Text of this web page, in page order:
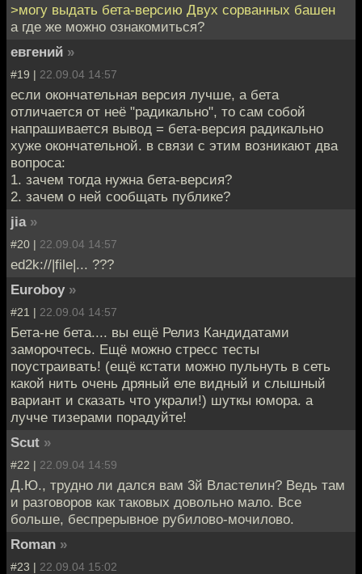
>могу выдать бета-версию Двух сорванных башен
а где же можно ознакомиться?
евгений »
#19 | 22.09.04 14:57
если окончательная версия лучше, а бета
отличается от неё "радикально", то сам собой
напрашивается вывод = бета-версия радикально
хуже окончательной. в связи с этим возникают два
вопроса:
1. зачем тогда нужна бета-версия?
2. зачем о ней сообщать публике?
jia »
#20 | 22.09.04 14:57
ed2k://|file|... ???
Euroboy »
#21 | 22.09.04 14:57
Бета-не бета.... вы ещё Релиз Кандидатами
заморочтесь. Ещё можно стресс тесты
поустраивать! (ещё кстати можно пульнуть в сеть
какой нить очень дряный еле видный и слышный
вариант и сказать что украли!) шуткы юмора. а
лучче тизерами порадуйте!
Scut »
#22 | 22.09.04 14:59
Д.Ю., трудно ли дался вам 3й Властелин? Ведь там
и разговоров как таковых довольно мало. Все
больше, беспрерывное рубилово-мочилово.
Roman »
#23 | 22.09.04 15:02